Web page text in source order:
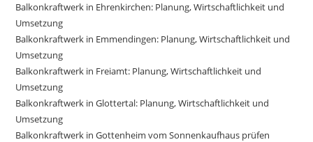
Balkonkraftwerk in Ehrenkirchen: Planung, Wirtschaftlichkeit und
Umsetzung
Balkonkraftwerk in Emmendingen: Planung, Wirtschaftlichkeit und
Umsetzung
Balkonkraftwerk in Freiamt: Planung, Wirtschaftlichkeit und
Umsetzung
Balkonkraftwerk in Glottertal: Planung, Wirtschaftlichkeit und
Umsetzung
Balkonkraftwerk in Gottenheim vom Sonnenkaufhaus prüfen